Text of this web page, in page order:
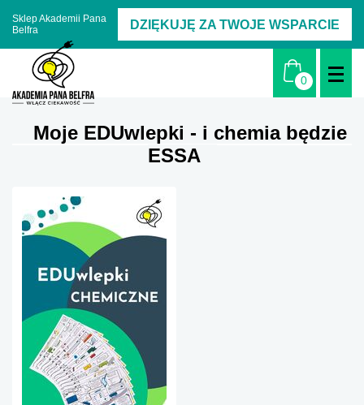
Sklep Akademii Pana
Belfra
DZIĘKUJĘ ZA TWOJE WSPARCIE
Moje EDUwlepki - i chemia będzie
ESSA